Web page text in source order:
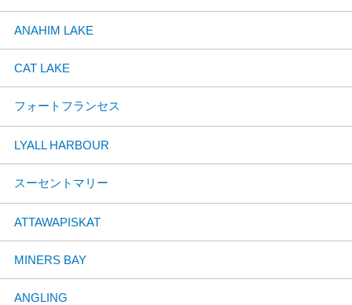
ANAHIM LAKE
CAT LAKE
フォートフランセス
LYALL HARBOUR
スーセントマリー
ATTAWAPISKAT
MINERS BAY
ANGLING